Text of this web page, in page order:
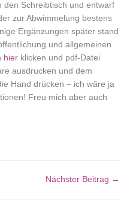
den Schreibtisch und entwarf
zur Abwimmelung bestens
Ergänzungen später stand
und allgemeinen
hier klicken und pdf-Datei
ausdrucken und dem
Hand drücken – ich wäre ja
Freu mich aber auch
Nächster Beitrag →